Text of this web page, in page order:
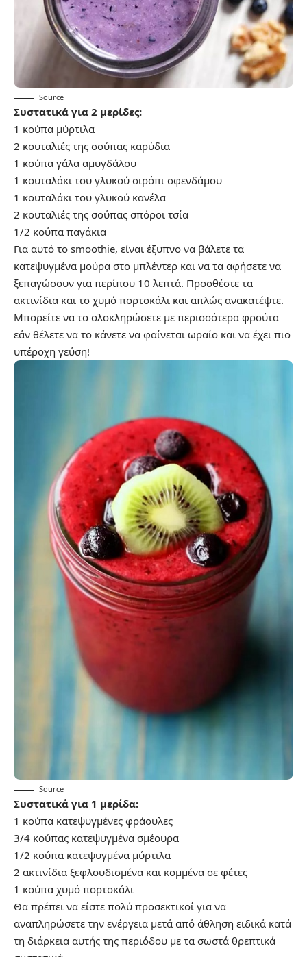
Source
Συστατικά για 2 μερίδες:
1 κούπα μύρτιλα
2 κουταλιές της σούπας καρύδια
1 κούπα γάλα αμυγδάλου
1 κουταλάκι του γλυκού σιρόπι σφενδάμου
1 κουταλάκι του γλυκού κανέλα
2 κουταλιές της σούπας σπόροι τσία
1/2 κούπα παγάκια
Για αυτό το smoothie, είναι έξυπνο να βάλετε τα
κατεψυγμένα μούρα στο μπλέντερ και να τα αφήσετε να
ξεπαγώσουν για περίπου 10 λεπτά. Προσθέστε τα
ακτινίδια και το χυμό πορτοκάλι και απλώς ανακατέψτε.
Μπορείτε να το ολοκληρώσετε με περισσότερα φρούτα
εάν θέλετε να το κάνετε να φαίνεται ωραίο και να έχει πιο
υπέροχη γεύση!
Source
Συστατικά για 1 μερίδα:
1 κούπα κατεψυγμένες φράουλες
3/4 κούπας κατεψυγμένα σμέουρα
1/2 κούπα κατεψυγμένα μύρτιλα
2 ακτινίδια ξεφλουδισμένα και κομμένα σε φέτες
1 κούπα χυμό πορτοκάλι
Θα πρέπει να είστε πολύ προσεκτικοί για να
αναπληρώσετε την ενέργεια μετά από άθληση ειδικά κατά
τη διάρκεια αυτής της περιόδου με τα σωστά θρεπτικά